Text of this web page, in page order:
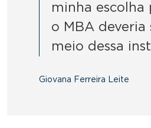
minha escolha
o MBA deveria
meio dessa
Giovana Ferreira Leite